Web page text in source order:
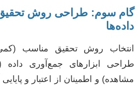
گام سوم: طراحی روش
داده‌ها
انتخاب روش تحقیق مناسب
طراحی ابزارهای جمع‌آوری داده
مشاهده) و اطمینان از اعتبار و